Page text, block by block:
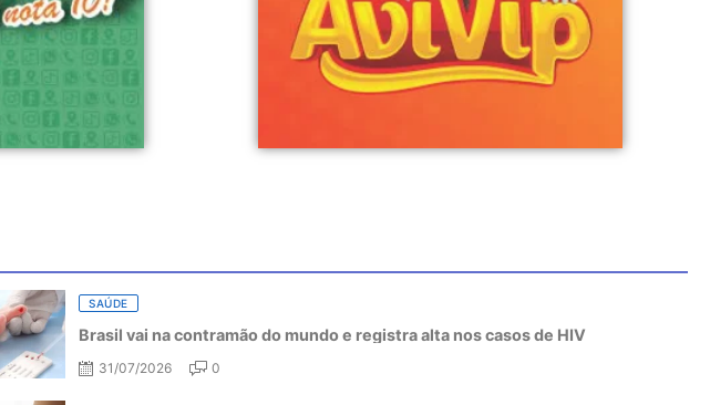
SAÚDE
Brasil vai na contramão do mundo e registra alta nos casos de HIV
31/07/2026 0